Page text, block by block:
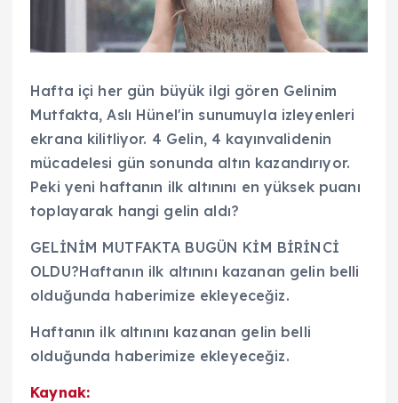
Hafta içi her gün büyük ilgi gören Gelinim
Mutfakta, Aslı Hünel'in sunumuyla izleyenleri
ekrana kilitliyor. 4 Gelin, 4 kayınvalidenin
mücadelesi gün sonunda altın kazandırıyor.
Peki yeni haftanın ilk altınını en yüksek puanı
toplayarak hangi gelin aldı?
GELİNİM MUTFAKTA BUGÜN KİM BİRİNCİ
OLDU?Haftanın ilk altınını kazanan gelin belli
olduğunda haberimize ekleyeceğiz.
Haftanın ilk altınını kazanan gelin belli
olduğunda haberimize ekleyeceğiz.
Kaynak: